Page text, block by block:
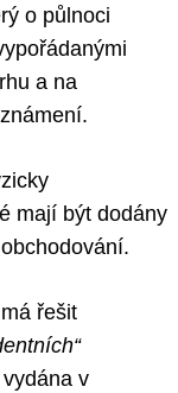
o půlnoci
a na
mají být dodány
řešit
v